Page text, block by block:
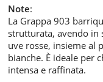
Note:
La Grappa 903
strutturata, avendo in
uve rosse, insieme al
bianche. È ideale per
intensa e raffinata.